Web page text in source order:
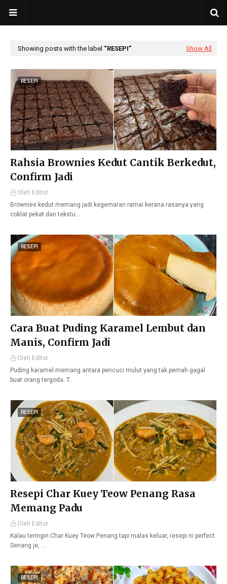
Showing posts with the label RESEPI Show All
RESEPI
Rahsia Brownies Kedut Cantik Berkedut,
Confirm Jadi
Oleh Editor
Brownies kedut memang jadi kegemaran ramai kerana rasanya yang
coklat pekat dan tekstu…
RESEPI
Cara Buat Puding Karamel Lembut dan
Manis, Confirm Jadi
Oleh Editor
Puding karamel memang antara pencuci mulut yang tak pernah gagal
buat orang tergoda. T…
RESEPI
Resepi Char Kuey Teow Penang Rasa
Memang Padu
Oleh Editor
Kalau teringin Char Kuey Teow Penang tapi malas keluar, resepi ni perfect.
Senang je, …
RESEPI